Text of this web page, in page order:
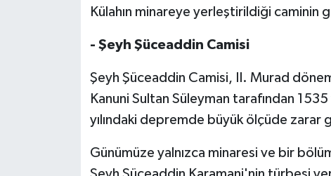
Külahın minareye yerleştirildiği caminin
- Şeyh Şüceaddin Camisi
Şeyh Şüceaddin Camisi, II. Murad
Kanuni Sultan Süleyman tarafından
yılındaki depremde büyük ölçüde zarar
Günümüze yalnızca minaresi ve bir